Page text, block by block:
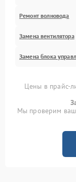
Ремонт волновода
Замена вентилятора
Замена блока
Цены в прайс-
Мы проверим